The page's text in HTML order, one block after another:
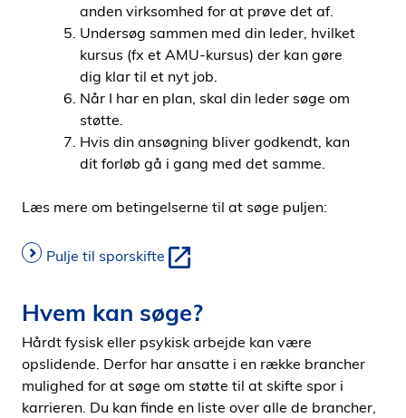
anden virksomhed for at prøve det af.
Undersøg sammen med din leder, hvilket
kursus (fx et AMU-kursus) der kan gøre
dig klar til et nyt job.
Når I har en plan, skal din leder søge om
støtte.
Hvis din ansøgning bliver godkendt, kan
dit forløb gå i gang med det samme.
Læs mere om betingelserne til at søge puljen:
Pulje til sporskifte
Hvem kan søge?
Hårdt fysisk eller psykisk arbejde kan være
opslidende. Derfor har ansatte i en række brancher
mulighed for at søge om støtte til at skifte spor i
karrieren. Du kan finde en liste over alle de brancher,